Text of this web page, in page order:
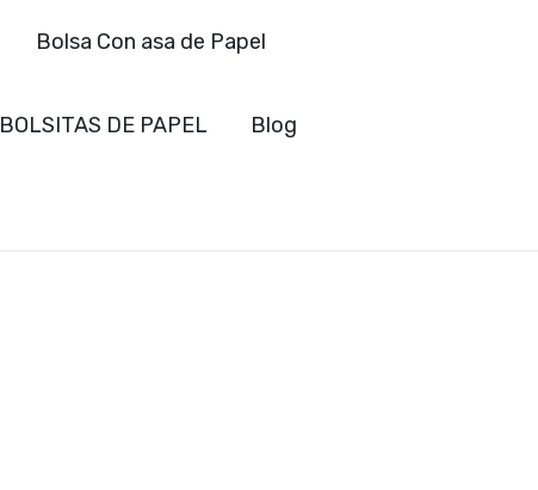
Bolsa Con asa de Papel
BOLSITAS DE PAPEL Blog